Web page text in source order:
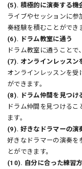
(5). 積極的に演奏する機
ライブやセッションに参
奏経験を積むことができ
(6). ドラム教室に通う
ドラム教室に通うことで
(7). オンラインレッスン
オンラインレッスンを受
ができます。
(8). ドラム仲間を見つけ
ドラム仲間を見つける
ます。
(9). 好きなドラマーの演
好きなドラマーの演奏を
とができます。
(10). 自分に合った練習